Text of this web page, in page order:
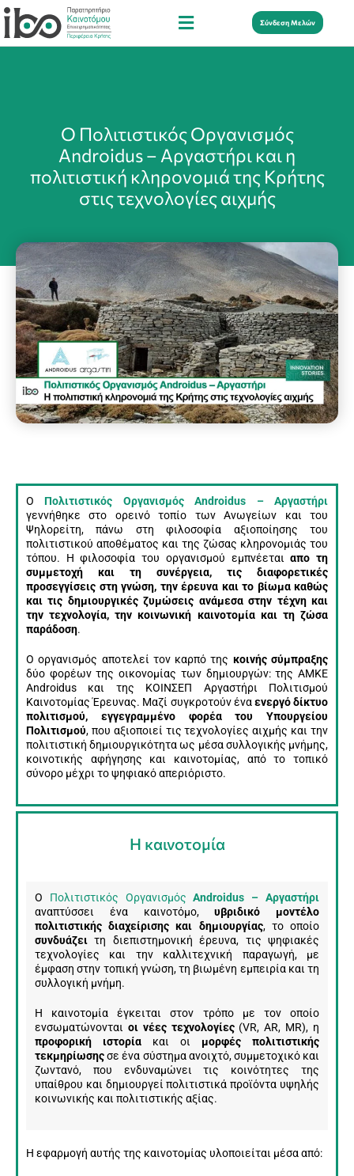
Σύνδεση Μελών
Ο Πολιτιστικός Οργανισμός
Androidus – Αργαστήρι και η
πολιτιστική κληρονομιά της Κρήτης
στις τεχνολογίες αιχμής
ΟΠολιτιστικός Οργανισμός Androidus – Αργαστήρι
γεννήθηκε στο ορεινό τοπίο των Ανωγείων και του
Ψηλορείτη, πάνω στη φιλοσοφία αξιοποίησης του
πολιτιστικού αποθέματος και της ζώσας κληρονομιάς του
τόπου. Η φιλοσοφία του οργανισμού εμπνέεταιαπο τη
συμμετοχή και τη συνέργεια, τις διαφορετικές
προσεγγίσεις στη γνώση, την έρευνα και το βίωμα καθώς
και τις δημιουργικές ζυμώσεις ανάμεσα στην τέχνη και
την τεχνολογία, την κοινωνική καινοτομία και τη ζώσα
παράδοση.
Ο οργανισμός αποτελεί τον καρπό της κοινής σύμπραξης
δύο φορέων της οικονομίας των δημιουργών: της ΑΜΚΕ
Androidus και της ΚΟΙΝΣΕΠ Αργαστήρι Πολιτισμού
Καινοτομίας Έρευνας. Μαζί συγκροτούν έναενεργό δίκτυο
πολιτισμού, εγγεγραμμένο φορέα του Υπουργείου
Πολιτισμού, που αξιοποιεί τις τεχνολογίες αιχμής και την
πολιτιστική δημιουργικότητα ως μέσα συλλογικής μνήμης,
κοινοτικής αφήγησης και καινοτομίας, από το τοπικό
σύνορο μέχρι το ψηφιακό απεριόριστο.
Η καινοτομία
O Πολιτιστικός ΟργανισμόςAndroidus – Αργαστήρι
αναπτύσσει ένα καινοτόμο,υβριδικό μοντέλο
πολιτιστικής διαχείρισης και δημιουργίας, το οποίο
συνδυάζειτη διεπιστημονική έρευνα, τις ψηφιακές
τεχνολογίες και την καλλιτεχνική παραγωγή, με
έμφαση στην τοπική γνώση, τη βιωμένη εμπειρία και τη
συλλογική μνήμη.
Η καινοτομία έγκειται στον τρόπο με τον οποίο
ενσωματώνονται οι νέες τεχνολογίες(VR, AR, MR), η
προφορική ιστορία και οι μορφές πολιτιστικής
τεκμηρίωσηςσε ένα σύστημα ανοιχτό, συμμετοχικό και
ζωντανό, που ενδυναμώνει τις κοινότητες της
υπαίθρου και δημιουργεί πολιτιστικά προϊόντα υψηλής
κοινωνικής και πολιτιστικής αξίας.
Η εφαρμογή αυτής της καινοτομίας υλοποιείται μέσα από: